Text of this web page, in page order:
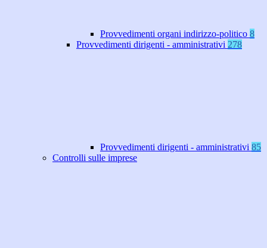
Provvedimenti organi indirizzo-politico 8
Provvedimenti dirigenti - amministrativi 278
Provvedimenti dirigenti - amministrativi 85
Controlli sulle imprese